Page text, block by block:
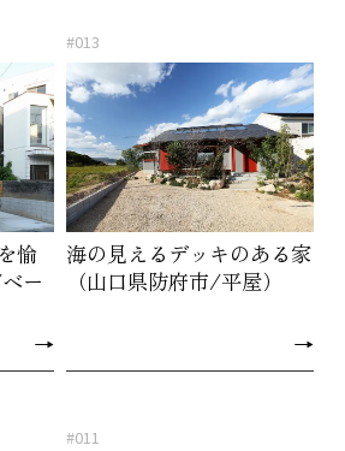
愉
ー
→
#013
海の見えるデッキのある家
（山口県防府市/平屋）
→
#011